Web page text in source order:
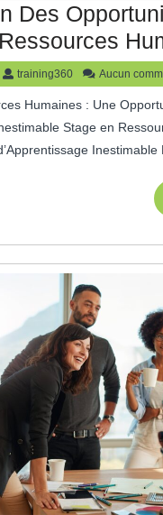
Des
28 training360 training360
Aucun
Stage en